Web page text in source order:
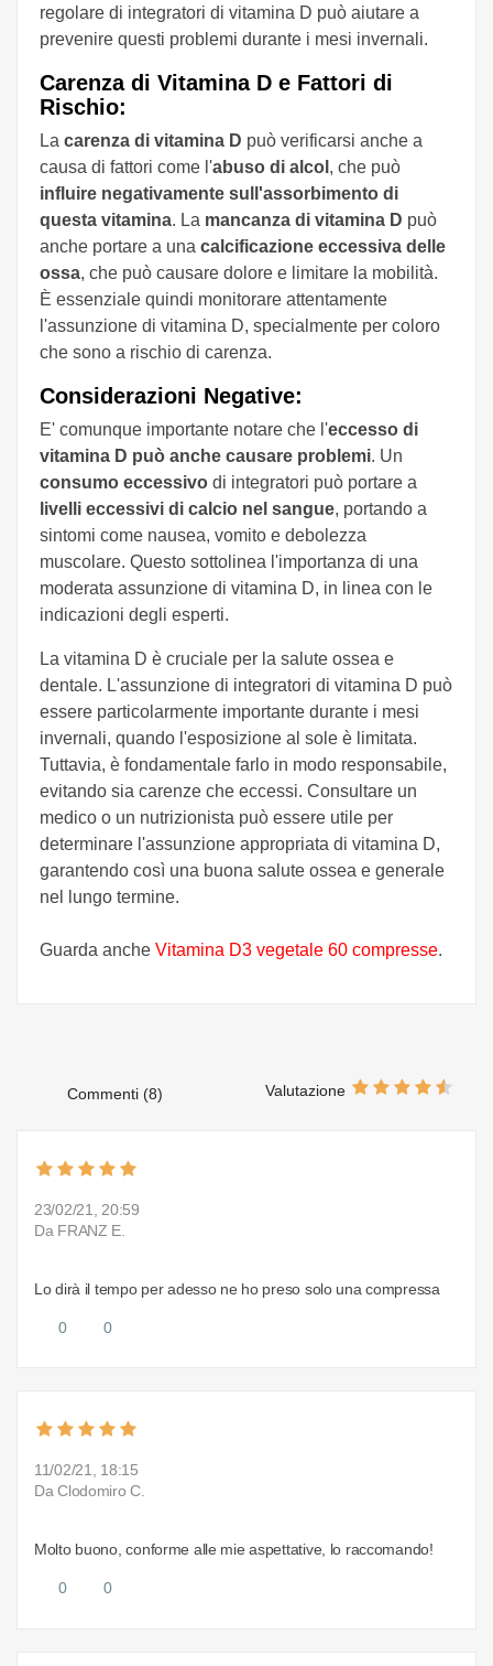
regolare di integratori di vitamina D può aiutare a
prevenire questi problemi durante i mesi invernali.
Carenza di Vitamina D e Fattori di
Rischio:
La carenza di vitamina D può verificarsi anche a
causa di fattori come l'abuso di alcol , che può
influire negativamente sull'assorbimento di
questa vitamina. La mancanza di vitamina D può
anche portare a una calcificazione eccessiva delle
ossa, che può causare dolore e limitare la mobilità.
È essenziale quindi monitorare attentamente
l'assunzione di vitamina D, specialmente per coloro
che sono a rischio di carenza.
Considerazioni Negative:
E' comunque importante notare che l'eccesso di
vitamina D può anche causare problemi. Un
consumo eccessivo di integratori può portare a
livelli eccessivi di calcio nel sangue, portando a
sintomi come nausea, vomito e debolezza
muscolare. Questo sottolinea l'importanza di una
moderata assunzione di vitamina D, in linea con le
indicazioni degli esperti.
La vitamina D è cruciale per la salute ossea e
dentale. L'assunzione di integratori di vitamina D può
essere particolarmente importante durante i mesi
invernali, quando l'esposizione al sole è limitata.
Tuttavia, è fondamentale farlo in modo responsabile,
evitando sia carenze che eccessi. Consultare un
medico o un nutrizionista può essere utile per
determinare l'assunzione appropriata di vitamina D,
garantendo così una buona salute ossea e generale
nel lungo termine.
Guarda anche Vitamina D3 vegetale 60 compresse.
Commenti (8) Valutazione
23/02/21, 20:59
Da FRANZ E.
Lo dirà il tempo per adesso ne ho preso solo una compressa
0 0
11/02/21, 18:15
Da Clodomiro C.
Molto buono, conforme alle mie aspettative, lo raccomando!
0 0